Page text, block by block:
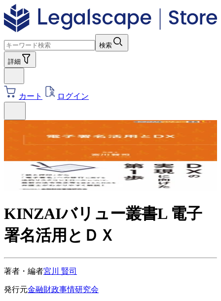
検索
詳細
カート ログイン
KINZAIバリュー叢書L 電子
署名活用とＤＸ
著者・編者宮川 賢司
発行元金融財政事情研究会